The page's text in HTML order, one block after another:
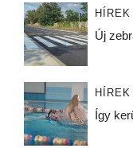
Új
Így